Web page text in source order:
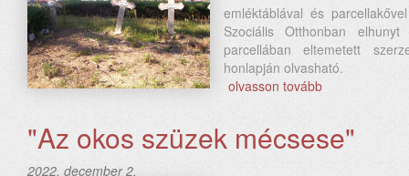
emléktáblával és
Szociális Otthonban
parcellában eltemetett
honlapján olvasható.
olvasson tovább
"Az okos szüzek mécsese"
2022. december 2.